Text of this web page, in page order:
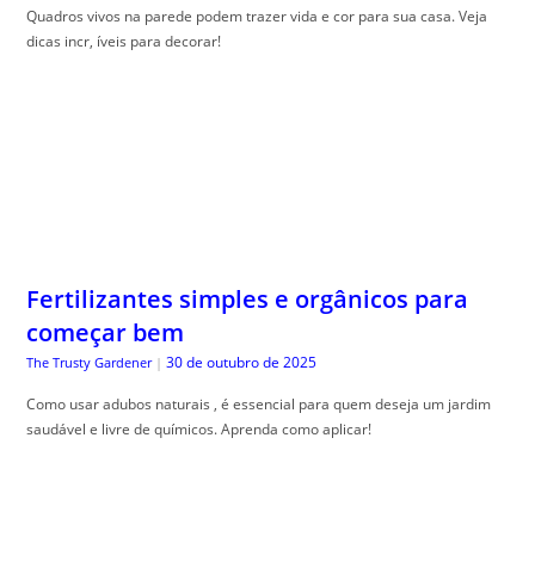
Quadros vivos na parede podem trazer vida e cor para sua casa. Veja
dicas incr, íveis para decorar!
Fertilizantes simples e orgânicos para
começar bem
The Trusty Gardener | 30 de outubro de 2025
Como usar adubos naturais , é essencial para quem deseja um jardim
saudável e livre de químicos. Aprenda como aplicar!